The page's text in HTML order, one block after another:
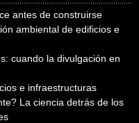
antes de construirse
ambiental de edificios e
cuando la divulgación en
e infraestructuras
La ciencia detrás de los